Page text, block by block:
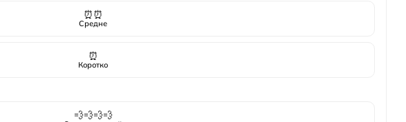
⏰⏰
Средне
⏰
Коротко
💨💨💨💨